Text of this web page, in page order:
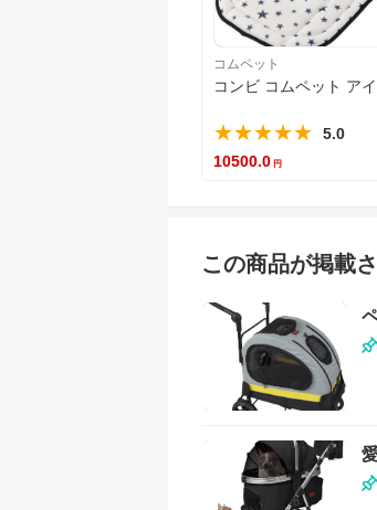
コムペット
コンビ コムペット ア
★★★★★
5.0
10500.0
この商品が掲載